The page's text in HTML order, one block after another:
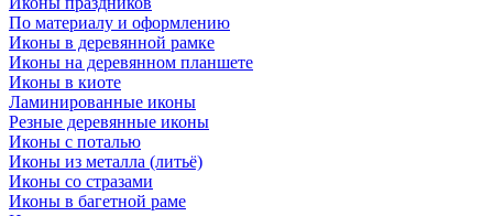
По материалу и оформлению
Иконы в деревянной рамке
Иконы на деревянном планшете
Иконы в киоте
Ламинированные иконы
Резные деревянные иконы
Иконы с поталью
Иконы из металла (литьё)
Иконы со стразами
Иконы в багетной раме